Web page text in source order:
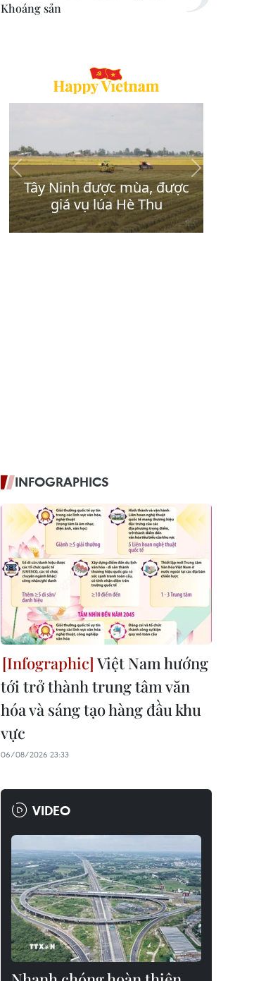
Khoáng sản
INFOGRAPHICS
Việt Nam hướng
tới trở thành trung tâm văn
hóa và sáng tạo hàng đầu khu
vực
06/08/2026 23:33
VIDEO